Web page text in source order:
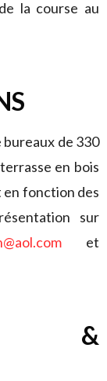
la course au
de 330
en bois
en fonction des
sur
et
&